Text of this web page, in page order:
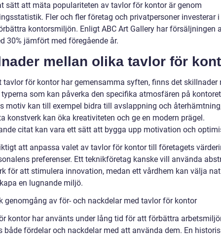
sätt att mäta populariteten av tavlor för kontor är genom
Fler och fler företag och privatpersoner investerar
kontorsmiljön. Enligt ABC Art Gallery har försäljningen
30% jämfört med föregående år.
mellan olika tavlor för
tavlor för kontor har gemensamma syften, finns det skillnader
som kan påverka den specifika atmosfären på
motiv kan till exempel bidra till avslappning och
konstverk kan öka kreativiteten och ge en modern prägel.
citat kan vara ett sätt att bygga upp motivation och
att anpassa valet av tavlor för kontor till företagets
preferenser. Ett teknikföretag kanske vill använda
för att stimulera innovation, medan ett vårdhem kan välja
en lugnande miljö.
genomgång av för- och nackdelar med tavlor för kontor
kontor har använts under lång tid för att förbättra
både fördelar och nackdelar med att använda dem. En